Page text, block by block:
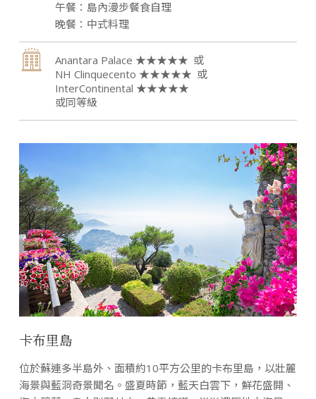
島內漫步餐食自理
中式料理
Anantara Palace ★★★★★
NH Clinquecento ★★★★★
InterContinental ★★★★★
或同等級
卡布里島
位於蘇連多半島外、面積約10平方公里的卡布里島，以壯麗
海景與藍洞奇景聞名。盛夏時節，藍天白雲下，鮮花盛開、